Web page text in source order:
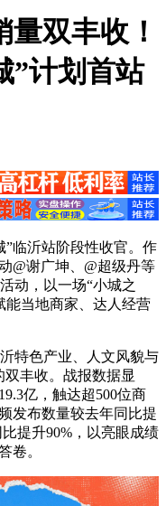
双丰收！
”计划首站
临沂站阶段性收官。作
@谢广坤、@超级丹等
动，以一场“小城之
能当地商家、达人经营
特色产业、人文风貌与
丰收。战报数据显
亿，触达超500位商
发布数量较去年同比提
提升90%，以亮眼成绩
卷。